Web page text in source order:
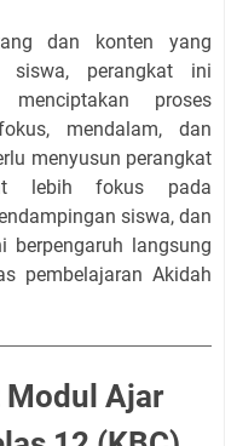
dan konten yang
siswa, perangkat ini
proses
mendalam, dan
menyusun perangkat
lebih fokus pada
siswa, dan
berpengaruh langsung
pembelajaran Akidah
Modul Ajar